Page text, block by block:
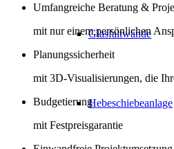
Glasfaltwände
Hebeschiebeanlage
Umfangreiche Beratung &
mit nur einem persönlichen
Planungssicherheit
mit 3D-Visualisierungen, die
Budgetierung
mit Festpreisgarantie